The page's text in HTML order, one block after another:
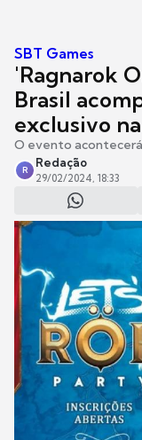
SBT Games
'Ragnarok
Brasil
exclusivo
O evento acontecerá
R
Redação
29/02/2024, 18:33